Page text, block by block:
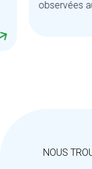
observées
NOUS